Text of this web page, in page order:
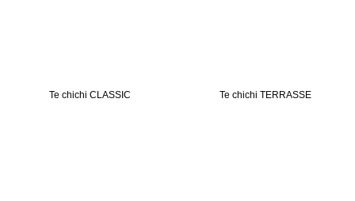
Te chichi CLASSIC Te chichi TERRASSE